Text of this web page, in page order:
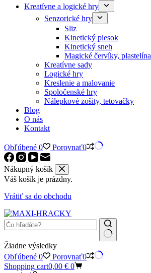
Kreatívne a logické hry
Senzorické hry
Sliz
Kinetický piesok
Kinetický sneh
Magické červíky, plastelína
Kreatívne sady
Logické hry
Kreslenie a malovanie
Spoločenské hry
Nálepkové zošity, tetovačky
Blog
O nás
Kontakt
Obľúbené 0 Porovnať0
Nákupný košík
Váš košík je prázdny.
Vrátiť sa do obchodu
Žiadne výsledky
Obľúbené 0 Porovnať0
Shopping cart0,00 € 0